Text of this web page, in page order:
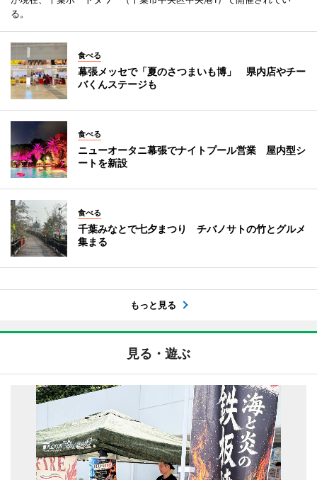
る。
食べる
幕張メッセで「夏のさつまいも博」 県内店やチー
バくんステージも
食べる
ニューオータニ幕張でナイトプール営業 屋内型シ
ートを新設
食べる
千葉みなとで七夕まつり チバノサトの竹とグルメ
集まる
もっと見る
見る・遊ぶ